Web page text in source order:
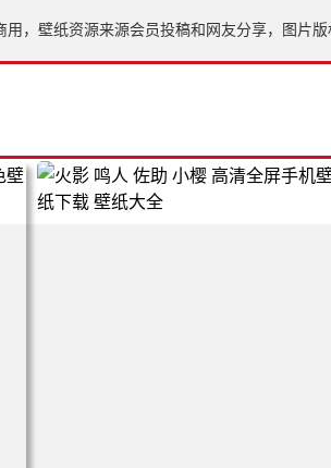
，壁纸资源来源会员投稿和网友分享，图片